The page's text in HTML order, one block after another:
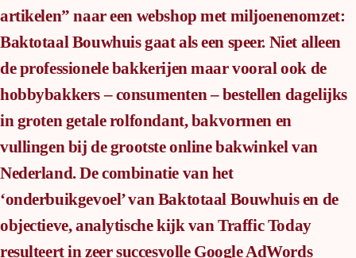
artikelen” naar een webshop met miljoenenomzet:
Baktotaal Bouwhuis gaat als een speer. Niet alleen
de professionele bakkerijen maar vooral ook de
hobbybakkers – consumenten – bestellen dagelijks
in groten getale rolfondant, bakvormen en
vullingen bij de grootste online bakwinkel van
Nederland. De combinatie van het
‘onderbuikgevoel’ van Baktotaal Bouwhuis en de
objectieve, analytische kijk van Traffic Today
resulteert in zeer succesvolle Google AdWords